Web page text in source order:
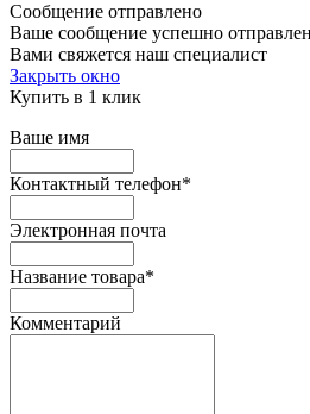
Сообщение отправлено
Ваше сообщение успешно
Вами свяжется наш специалист
Закрыть окно
Купить в 1 клик
Ваше имя
Контактный телефон*
Электронная почта
Название товара*
Комментарий